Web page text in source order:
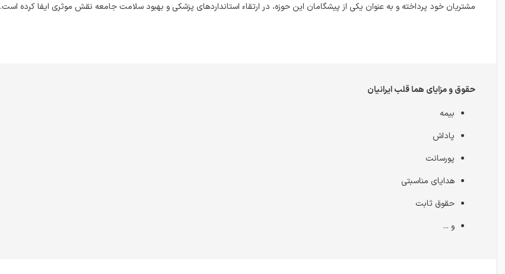
مشتریان خود پرداخته و به عنوان یکی از پیشگامان این حوزه، در ارتقاء استانداردهای پزشکی و بهبود سلامت جامعه نقش موثری ایفا کرده است.
حقوق و مزایای هما قلب ایرانیان
بیمه
پاداش
پورسانت
هدایای مناسبتی
حقوق ثابت
و ...